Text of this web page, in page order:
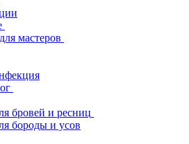
мастеров
бровей и ресниц
бороды и усов